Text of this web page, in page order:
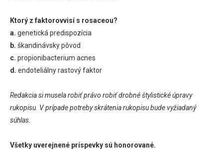
Ktorý z faktorovvisí s rosaceou?
a. genetická predispozícia
b. škandinávsky pôvod
c. propionibacterium acnes
d. endoteliálny rastový faktor
Redakcia si musela robiť právo robiť drobné štylistické úpravy
rukopisu. V prípade potreby skrátenia rukopisu bude vyžiadaný
súhlas.
Všetky uverejnené príspevky sú honorované.